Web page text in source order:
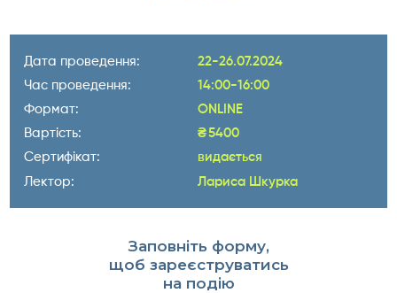
Дата проведення: 22-26.07.2024
Вартість: ₴5400
Час проведення: 14:00-16:00
Сертифікат: видається
Формат: ONLINE
Лектор: Лариса Шкурка
Заповніть форму,
щоб зареєструватись
на подію